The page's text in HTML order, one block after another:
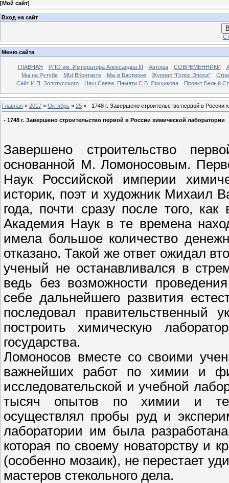
[Мой сайт]
Вход на сайт
Меню сайта
ГЛАВНАЯ РПО им. Императора Александра III Авторы СОВРЕМЕННИКИ
Мы на Рутубе
МЫ ВКонтакте Мы в Бастионе Журнал "Голос Эпохи"
Сайт И.П. Золотусского
Наш Савва. Памяти С.В. Ямщикова Проект Белый
Главная » 2017 » Октябрь » 25 » - 1748 г. Завершено строительство первой в России
- 1748 г. Завершено строительство первой в России химической лаборатории
Завершено строительство
основанной М. Ломоносовым.
Наук Российской империи
историк, поэт и художник Михаил
года, почти сразу после того,
Академия Наук в те времена
имела большое количество
отказано. Такой же ответ ожидал
ученый не останавливался в
ведь без возможности
себе дальнейшего развития
последовал правительственный
построить химическую
государства.
Ломоносов вместе со своими
важнейших работ по химии и
исследовательской и учебной
тысяч опытов по химии и
осуществлял пробы руд и
лаборатории им была разработана
которая по своему новаторству и
(особенно мозаик), не перестает
мастеров стекольного дела.